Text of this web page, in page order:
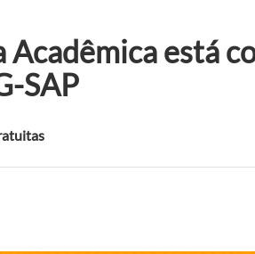
Acadêmica está
SAP